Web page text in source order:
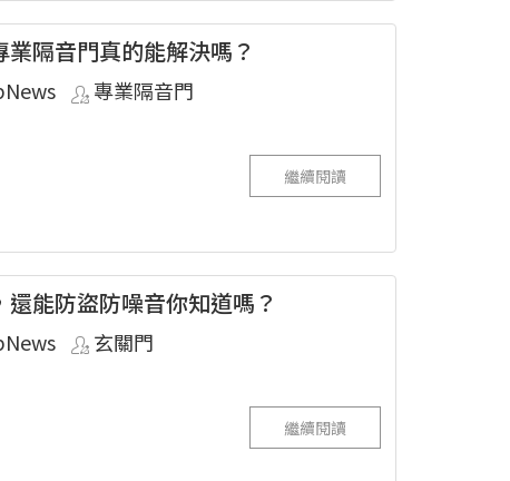
隔音門真的能解決嗎？
專業隔音門
繼續閱讀
能防盜防噪音你知道嗎？
玄關門
繼續閱讀